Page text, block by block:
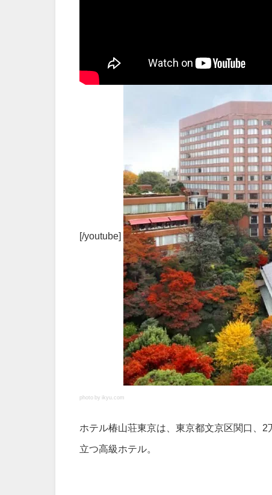
[/youtube]
photo by ikyu.com
ホテル椿山荘東京は、東京都文京区関口、
立つ高級ホテル。